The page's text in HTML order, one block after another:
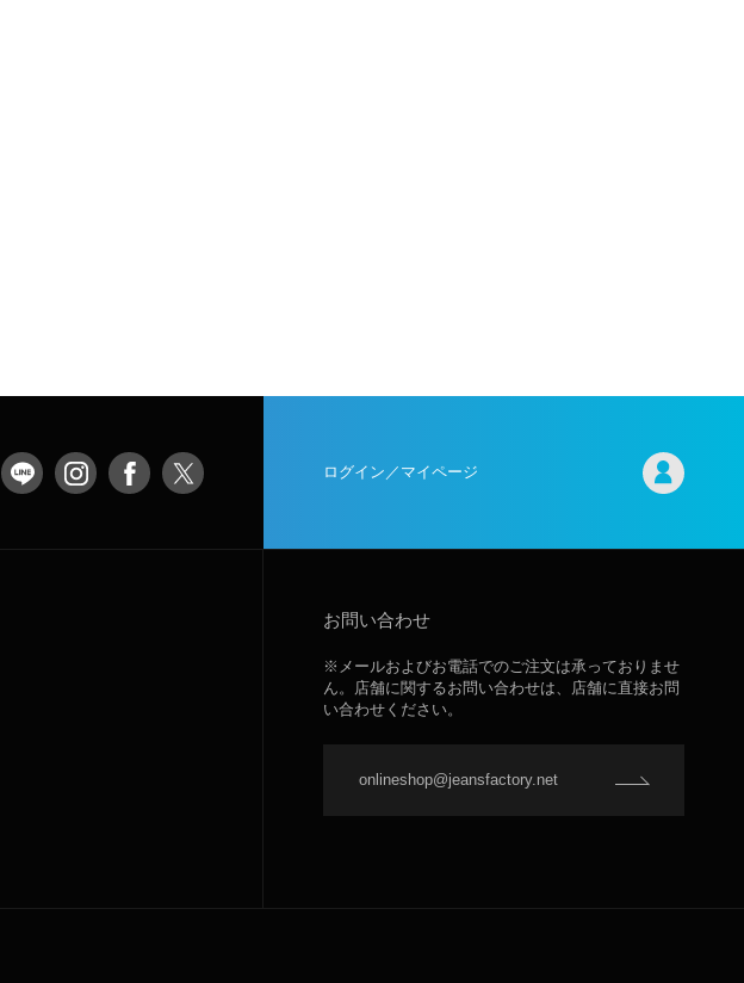
ログイン／マイページ
お問い合わせ
※メールおよびお電話でのご注文は承っておりませ
ん。店舗に関するお問い合わせは、店舗に直接お問
い合わせください。
onlineshop@jeansfactory.net